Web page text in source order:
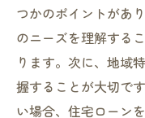
ローン契約
安心して契
法的手続き
契約後のフ
つかのポイントがあ
のニーズを理解する
ります。次に、地域
握することが大切で
い場合、住宅ローン